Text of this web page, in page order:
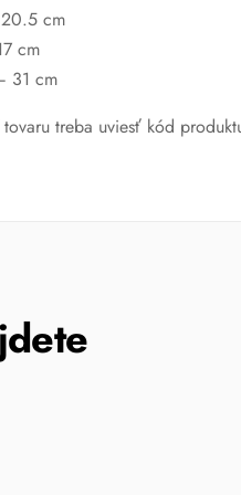
cm
cm
31 cm
treba uviesť kód